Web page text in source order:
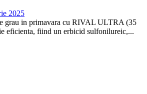
2025
grau in primavara cu RIVAL ULTRA (35
eficienta, fiind un erbicid sulfonilureic,...